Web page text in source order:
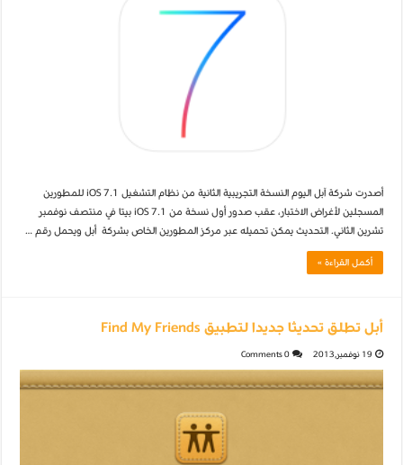
أصدرت شركة آبل اليوم النسخة التجريبية الثانية من نظام التشغيل iOS 7.1 للمطورين
المسجلين لأغراض الاختبار، عقب صدور أول نسخة من iOS 7.1 بيتا في منتصف نوفمبر
تشرين الثاني. التحديث يمكن تحميله عبر مركز المطورين الخاص بشركة أبل ويحمل رقم …
أكمل القراءة »
أبل تطلق تحديثا جديدا لتطبيق Find My Friends
19 نوفمبر,2013 0 Comments